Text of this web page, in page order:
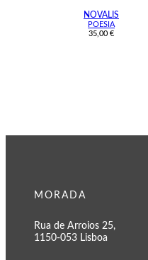
NOVALIS
POESIA
35,00 €
MORADA
Rua de Arroios 25,
1150-053 Lisboa